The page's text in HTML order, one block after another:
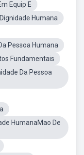
Equip E
Humana
Pessoa Humana
Fundamentais
Da Pessoa
HumanaMao De